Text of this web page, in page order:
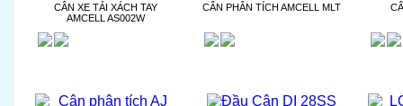
CÂN XE TẢI XÁCH TAY
AMCELL AS002W
CÂN PHÂN TÍCH AMCELL MLT